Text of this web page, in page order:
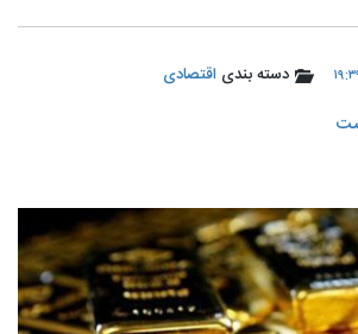
دسته بندی اقتصادی